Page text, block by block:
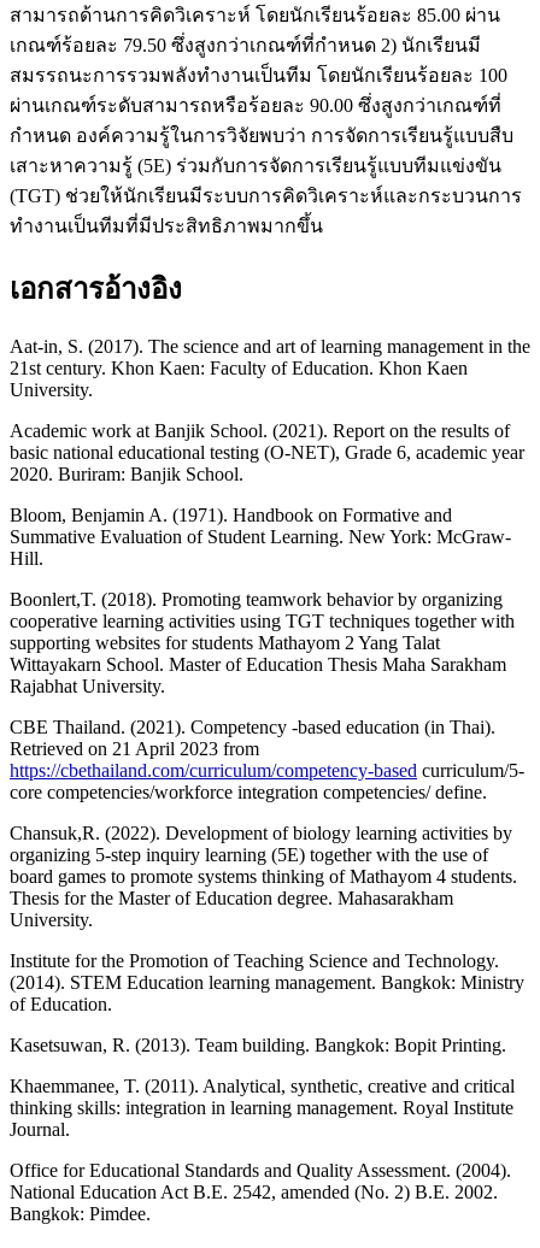
สามารถด้านการคิดวิเคราะห์ โดยนักเรียนร้อยละ 85.00 ผ่าน
เกณฑ์ร้อยละ 79.50 ซึ่งสูงกว่าเกณฑ์ที่กำหนด 2) นักเรียนมี
สมรรถนะการรวมพลังทำงานเป็นทีม โดยนักเรียนร้อยละ 100
ผ่านเกณฑ์ระดับสามารถหรือร้อยละ 90.00 ซึ่งสูงกว่าเกณฑ์ที่
กำหนด องค์ความรู้ในการวิจัยพบว่า การจัดการเรียนรู้แบบสืบ
เสาะหาความรู้ (5E) ร่วมกับการจัดการเรียนรู้แบบทีมแข่งขัน
(TGT) ช่วยให้นักเรียนมีระบบการคิดวิเคราะห์และกระบวนการ
ทำงานเป็นทีมที่มีประสิทธิภาพมากขึ้น
เอกสารอ้างอิง
Aat-in, S. (2017). The science and art of learning management in the
21st century. Khon Kaen: Faculty of Education. Khon Kaen
University.
Academic work at Banjik School. (2021). Report on the results of
basic national educational testing (O-NET), Grade 6, academic year
2020. Buriram: Banjik School.
Bloom, Benjamin A. (1971). Handbook on Formative and
Summative Evaluation of Student Learning. New York: McGraw-
Hill.
Boonlert,T. (2018). Promoting teamwork behavior by organizing
cooperative learning activities using TGT techniques together with
supporting websites for students Mathayom 2 Yang Talat
Wittayakarn School. Master of Education Thesis Maha Sarakham
Rajabhat University.
CBE Thailand. (2021). Competency -based education (in Thai).
Retrieved on 21 April 2023 from
https://cbethailand.com/curriculum/competency-based curriculum/5-
core competencies/workforce integration competencies/ define.
Chansuk,R. (2022). Development of biology learning activities by
organizing 5-step inquiry learning (5E) together with the use of
board games to promote systems thinking of Mathayom 4 students.
Thesis for the Master of Education degree. Mahasarakham
University.
Institute for the Promotion of Teaching Science and Technology.
(2014). STEM Education learning management. Bangkok: Ministry
of Education.
Kasetsuwan, R. (2013). Team building. Bangkok: Bopit Printing.
Khaemmanee, T. (2011). Analytical, synthetic, creative and critical
thinking skills: integration in learning management. Royal Institute
Journal.
Office for Educational Standards and Quality Assessment. (2004).
National Education Act B.E. 2542, amended (No. 2) B.E. 2002.
Bangkok: Pimdee.